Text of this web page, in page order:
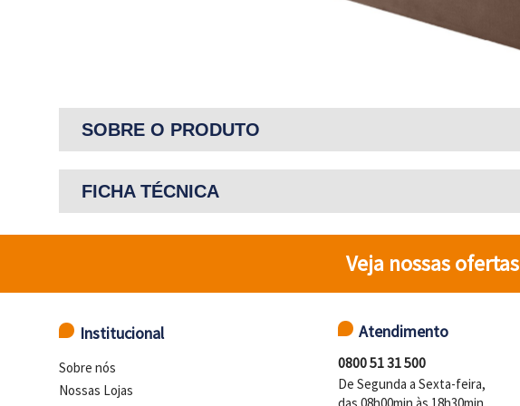
SOBRE O PRODUTO
FICHA TÉCNICA
Veja nossas ofertas
Institucional
Sobre nós
Nossas Lojas
Atendimento
0800 51 31 500
De Segunda a Sexta-feira,